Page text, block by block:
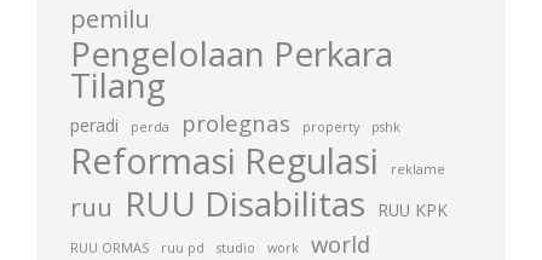
pemilu
Pengelolaan Perkara
Tilang
peradi perda prolegnas property pshk
Reformasi Regulasi reklame
ruu RUU Disabilitas RUU KPK
RUU ORMAS ruu pd studio work world